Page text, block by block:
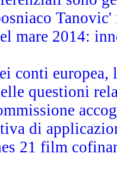
mare 2014:
conti
questioni
di
21 film